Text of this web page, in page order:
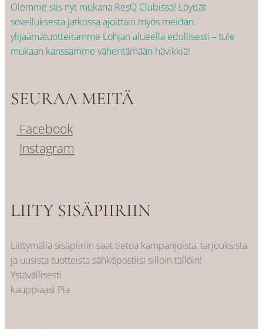
Olemme siis nyt mukana ResQ Clubissa! Löydät
sovelluksesta jatkossa ajoittain myös meidän
ylijäämätuotteitamme Lohjan alueella edullisesti – tule
mukaan kanssamme vähentämään hävikkiä!
SEURAA MEITÄ
Facebook
Instagram
LIITY SISÄPIIRIIN
Liittymällä sisäpiiriin saat tietoa kampanjoista, tarjouksista
ja uusista tuotteista sähköpostiisi silloin tällöin!
Ystävällisesti
kauppiaasi Pia